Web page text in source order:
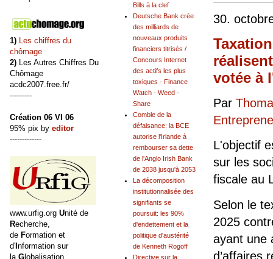
30.
votée à
Par
L'objectif
sur les
fiscale au
Selon le
2025
ayant une
d’affaires
Bills à la clef
Deutsche Bank crée
des milliards de
nouveaux produits
financiers titrisés /
Concours Internet
des actifs les plus
toxiques - Finance
Watch - Weed -
Share
Comble de la
défaisance: la BCE
autorise l'Irlande à
rembourser sa dette
de l'Anglo Irish Bank
de 2038 jusqu'à 2053
La décomposition
institutionnalisée des
signifiants se
poursuit: les 90%
d'endettement et la
politique d'austérité
de Kenneth Rogoff
Directive sur la
1) Les chiffres du
chômage
2) Les Autres Chiffres Du
Chômage
acdc2007.free.fr/
---------
Création 06 VI 06
95% pix by editor
-------------
www.urfig.org Unité de
Recherche,
de Formation et
d'Information sur
la Globalisation